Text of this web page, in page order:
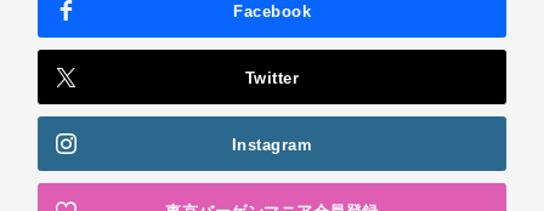
Facebook
Twitter
Instagram